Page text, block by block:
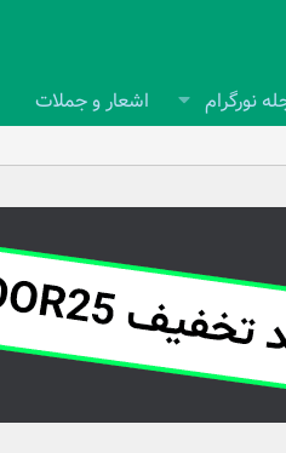
نورگرام اشعار و جملات